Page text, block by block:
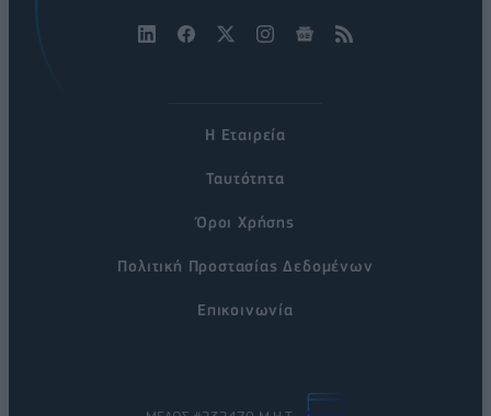
Η Εταιρεία
Ταυτότητα
Όροι Χρήσης
Πολιτική Προστασίας Δεδομένων
Επικοινωνία